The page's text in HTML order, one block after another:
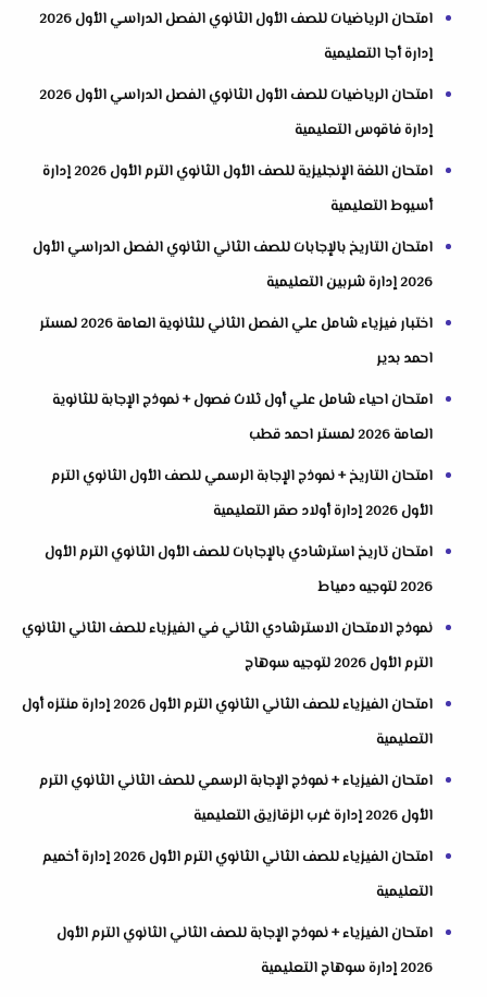
امتحان الرياضيات للصف الأول الثانوي الفصل الدراسي الأول 2026
إدارة أجا التعليمية
امتحان الرياضيات للصف الأول الثانوي الفصل الدراسي الأول 2026
إدارة فاقوس التعليمية
امتحان اللغة الإنجليزية للصف الأول الثانوي الترم الأول 2026 إدارة
أسيوط التعليمية
امتحان التاريخ بالإجابات للصف الثاني الثانوي الفصل الدراسي الأول
2026 إدارة شربين التعليمية
اختبار فيزياء شامل علي الفصل الثاني للثانوية العامة 2026 لمستر
احمد بدير
امتحان احياء شامل علي أول ثلاث فصول + نموذج الإجابة للثانوية
العامة 2026 لمستر احمد قطب
امتحان التاريخ + نموذج الإجابة الرسمي للصف الأول الثانوي الترم
الأول 2026 إدارة أولاد صقر التعليمية
امتحان تاريخ استرشادي بالإجابات للصف الأول الثانوي الترم الأول
2026 لتوجيه دمياط
نموذج الامتحان الاسترشادي الثاني في الفيزياء للصف الثاني الثانوي
الترم الأول 2026 لتوجيه سوهاج
امتحان الفيزياء للصف الثاني الثانوي الترم الأول 2026 إدارة منتزه أول
التعليمية
امتحان الفيزياء + نموذج الإجابة الرسمي للصف الثاني الثانوي الترم
الأول 2026 إدارة غرب الزقازيق التعليمية
امتحان الفيزياء للصف الثاني الثانوي الترم الأول 2026 إدارة أخميم
التعليمية
امتحان الفيزياء + نموذج الإجابة للصف الثاني الثانوي الترم الأول
2026 إدارة سوهاج التعليمية